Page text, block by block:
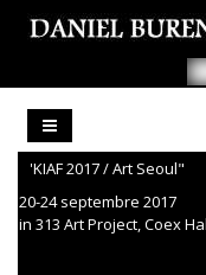
'KIAF 2017 / Art Seoul"
20-24 septembre 2017
in 313 Art Project, Coex